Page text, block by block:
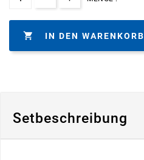
 IN DEN WARENKORB
Setbeschreibung